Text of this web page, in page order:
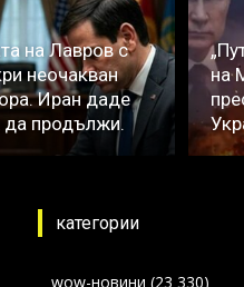
на Лавров с
неочакван
Иран даде
да продължи.
на
категории
wow-новини (23 330)